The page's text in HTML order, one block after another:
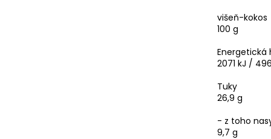
višeň-kokos
100 g
Energetická
2071 kJ /
Tuky
26,9 g
- z toho
9,7 g